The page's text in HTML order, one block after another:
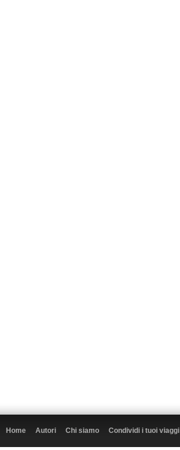
Home Autori Chi siamo Condividi i tuoi viaggi